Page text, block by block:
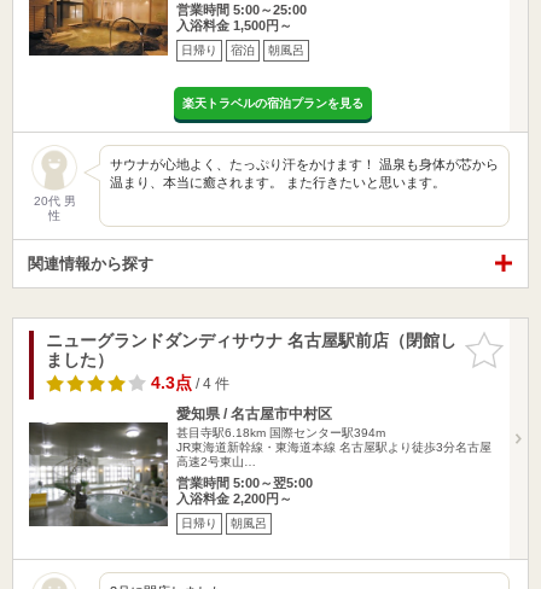
営業時間 5:00～25:00
入浴料金 1,500円～
日帰り 宿泊 朝風呂
楽天トラベルの宿泊プランを見る
20代 男
性
サウナが心地よく、たっぷり汗をかけます！ 温泉も身体が芯から
温まり、本当に癒されます。 また行きたいと思います。
関連情報から探す
お気に入
りに追加
ニューグランドダンディサウナ 名古屋駅前店（閉館し
ました）
4.3点/ 4 件
愛知県 / 名古屋市中村区
甚目寺駅6.18km 国際センター駅394m
JR東海道新幹線・東海道本線 名古屋駅より徒歩3分名古屋
高速2号東山…
営業時間 5:00～翌5:00
入浴料金 2,200円～
日帰り 朝風呂